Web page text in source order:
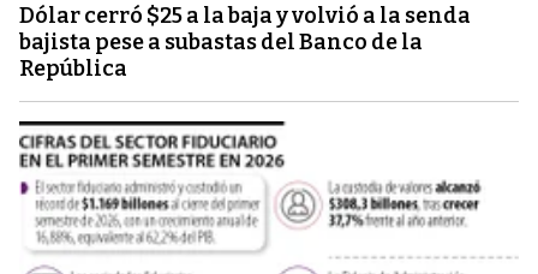
Dólar cerró $25 a la baja y volvió a la senda
bajista pese a subastas del Banco de la
República